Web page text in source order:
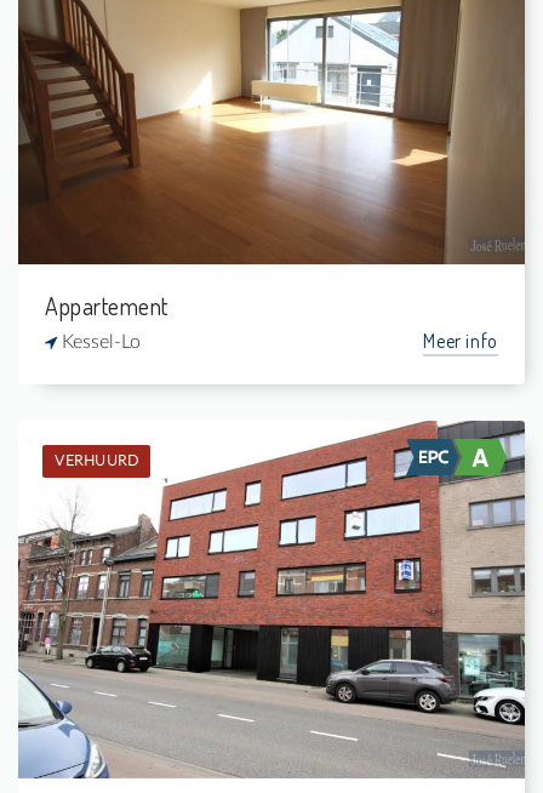
Verhuurd: Appartement
3
5 m²
1
136 m²
Appartement
Kessel-Lo Meer info
VERHUURD
Verhuurd: Appartement
2
-
75 m²